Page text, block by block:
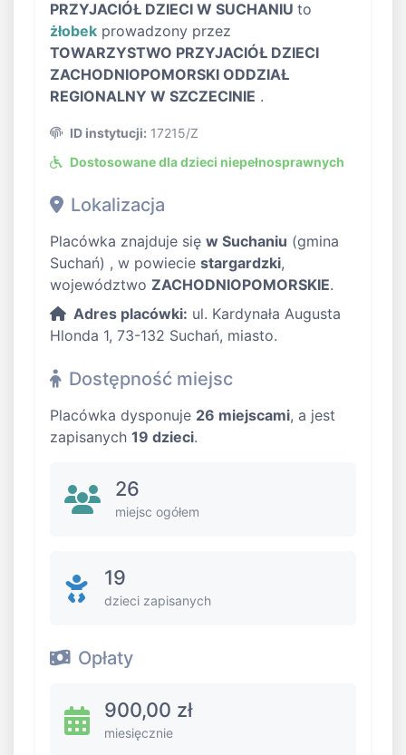
PRZYJACIÓŁ DZIECI W SUCHANIU to
żłobek prowadzony przez
TOWARZYSTWO PRZYJACIÓŁ DZIECI
ZACHODNIOPOMORSKI ODDZIAŁ
REGIONALNY W SZCZECINIE .
ID instytucji: 17215/Z
Dostosowane dla dzieci niepełnosprawnych
Lokalizacja
Placówka znajduje się w Suchaniu (gmina
Suchań) , w powiecie stargardzki,
województwo ZACHODNIOPOMORSKIE.
Adres placówki: ul. Kardynała Augusta
Hlonda 1, 73-132 Suchań, miasto.
Dostępność miejsc
Placówka dysponuje 26 miejscami, a jest
zapisanych 19 dzieci.
26
miejsc ogółem
19
dzieci zapisanych
Opłaty
900,00 zł
miesięcznie